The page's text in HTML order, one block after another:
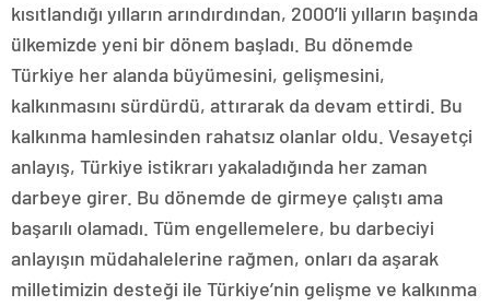
kısıtlandığı yılların arındırdından, 2000’li yılların başında
ülkemizde yeni bir dönem başladı. Bu dönemde
Türkiye her alanda büyümesini, gelişmesini,
kalkınmasını sürdürdü, attırarak da devam ettirdi. Bu
kalkınma hamlesinden rahatsız olanlar oldu. Vesayetçi
anlayış, Türkiye istikrarı yakaladığında her zaman
darbeye girer. Bu dönemde de girmeye çalıştı ama
başarılı olamadı. Tüm engellemelere, bu darbeciyi
anlayışın müdahalelerine rağmen, onları da aşarak
milletimizin desteği ile Türkiye’nin gelişme ve kalkınma